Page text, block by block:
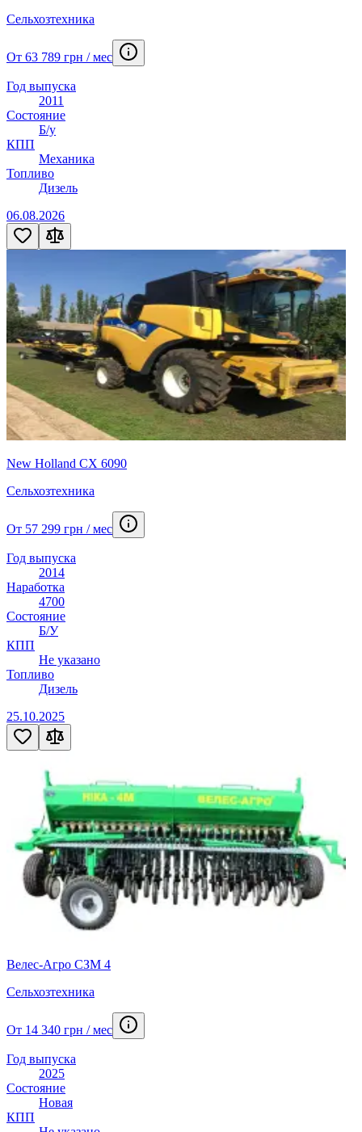
Сельхозтехника
От 63 789 грн / мес
Год выпуска
2011
Состояние
Б/у
КПП
Механика
Топливо
Дизель
06.08.2026
New Holland CX 6090
Сельхозтехника
От 57 299 грн / мес
Год выпуска
2014
Наработка
4700
Состояние
Б/У
КПП
Не указано
Топливо
Дизель
25.10.2025
Велес-Агро СЗМ 4
Сельхозтехника
От 14 340 грн / мес
Год выпуска
2025
Состояние
Новая
КПП